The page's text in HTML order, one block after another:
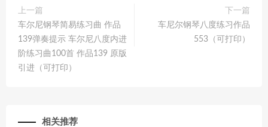
上一篇
车尔尼钢琴简易练习曲 作品
139弹奏提示 车尔尼八度内进
阶练习曲100首 作品139 原版
引进（可打印）
下一篇
车尼尔钢琴八度练习作品
553（可打印）
相关推荐